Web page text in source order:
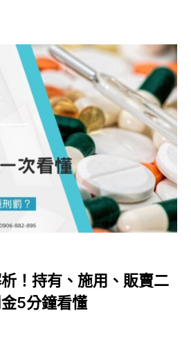
！持有、施用、販賣二
5分鐘看懂